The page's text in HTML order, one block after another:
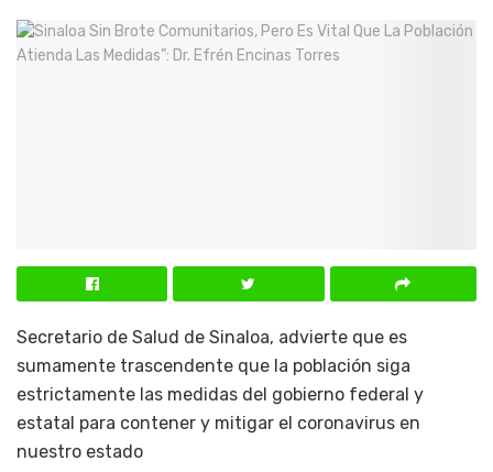
Secretario de Salud de Sinaloa, advierte que es
sumamente trascendente que la población siga
estrictamente las medidas del gobierno federal y
estatal para contener y mitigar el coronavirus en
nuestro estado